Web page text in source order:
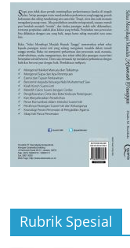
Rubrik Spesial